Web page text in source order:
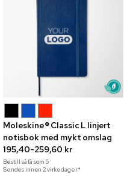
Moleskine® Classic L linjert
notisbok med mykt omslag
195,40-259,60 kr
Bestill så få som 5
Sendes innen 2 virkedager*